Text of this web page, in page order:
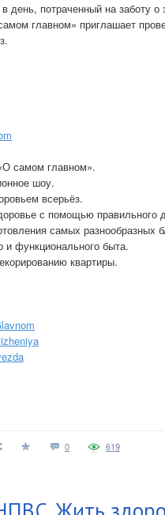
день, потраченный на заботу о
главном» приглашает
самом главном».
шоу.
всерьёз.
с помощью правильного
самых разнообразных
и функционального быта.
квартиры.
0 619